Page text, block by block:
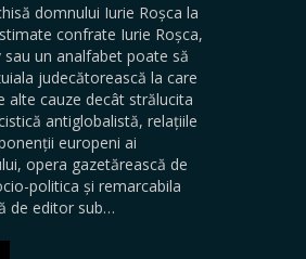
domnului Iurie Roșca la
confrate Iurie Roșca,
sau un analfabet poate să
judecătorească la care
alte cauze decât strălucita
antiglobalistă, relațiile
europeni ai
opera gazetărească de
politica și remarcabila
de editor sub…